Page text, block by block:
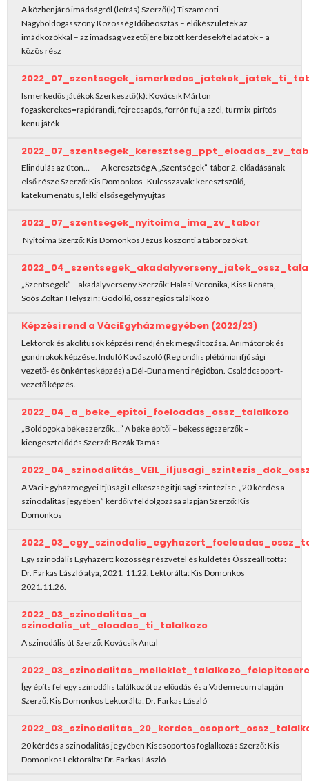
A közbenjáró imádságról (leírás) Szerző(k) Tiszamenti
Nagyboldogasszony Közösség Időbeosztás – előkészületek az
imádkozókkal – az imádság vezetőjére bízott kérdések/feladatok – a
közös rész
Ismerkedős játékok Szerkesztő(k): Kovácsik Márton
fogaskerekes=rapidrandi, fejrecsapós, forrón fuj a szél, turmix-pirítós-
kenu játék
Elindulás az úton… – A keresztség A „Szentségek” tábor 2. előadásának
első része Szerző: Kis Domonkos Kulcsszavak: keresztszülő,
katekumenátus, lelki elsősegélynyújtás
2022_07_szentsegek_nyitoima_ima_zv_tabor
Nyitóima Szerző: Kis Domonkos Jézus köszönti a táborozókat.
„Szentségek” – akadályverseny Szerzők: Halasi Veronika, Kiss Renáta,
Soós Zoltán Helyszín: Gödöllő, összrégiós találkozó
Képzési rend a VáciEgyházmegyében (2022/23)
Lektorok és akolitusok képzési rendjének megváltozása. Animátorok és
gondnokok képzése. Induló Kovászoló (Regionális plébániai ifjúsági
vezető- és önkéntesképzés) a Dél-Duna menti régióban. Családcsoport-
vezető képzés.
2022_04_a_beke_epitoi_foeloadas_ossz_talalkozo
„Boldogok a békeszerzők…” A béke építői – békességszerzők –
kiengesztelődés Szerző: Bezák Tamás
A Váci Egyházmegyei Ifjúsági Lelkészség ifjúsági szintézise „20 kérdés a
szinodalitás jegyében” kérdőív feldolgozása alapján Szerző: Kis
Domonkos
Egy szinodális Egyházért: közösség részvétel és küldetés Összeállította:
Dr. Farkas László atya, 2021. 11.22. Lektorálta: Kis Domonkos
2021.11.26.
2022_03_szinodalitas_a
szinodalis_ut_eloadas_ti_talalkozo
A szinodális út Szerző: Kovácsik Antal
Így építs fel egy szinodális találkozót az előadás és a Vademecum alapján
Szerző: Kis Domonkos Lektorálta: Dr. Farkas László
20 kérdés a szinodalitás jegyében Kiscsoportos foglalkozás Szerző: Kis
Domonkos Lektorálta: Dr. Farkas László